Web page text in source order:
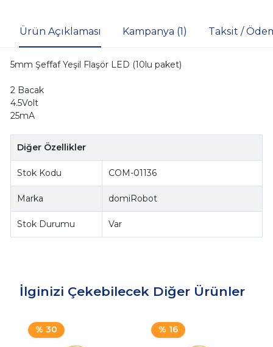
Ürün Açıklaması Kampanya (1) Taksit /
5mm Şeffaf Yeşil Flaşör LED (10lu paket)
2 Bacak
4.5Volt
25mA
Diğer Özellikler
Stok Kodu COM-01136
Marka domiRobot
Stok Durumu Var
İlginizi Çekebilecek Diğer Ürünler
% 30 % 16